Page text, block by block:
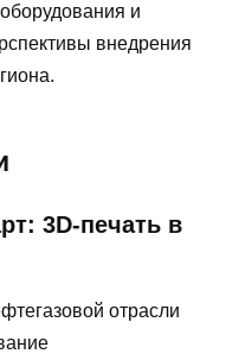
и
внедрения
3D-печать в
отрасли